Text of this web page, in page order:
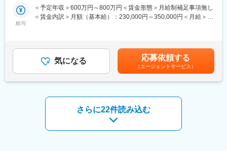
います。世界規模の大手自動車メーカーやその支えとなっている
企業に携われる大変貴重なポジションです。
世界の金融ネットワークを統括するためのトヨタ自動車持株会
社。総資産22兆円、世界40以上の国・地域で自動車ローンやリー
スを中心とした自動車販売金融を展開。
戦略・統括会社という位置付けで、長期的な視野・グループとし
ての一体感の醸成の観点から上流部分である企画戦略に特化した
（１）自動車ローンやリースを中心とした自動車販売金融の展開
―税務申告関連
―企業買収にかかる企業結合会計・PPA・のれん評価等
早期に海外拠点へ駐在頂き、将来的には当社の中核を担う存在と
して、グローバルにご活躍頂けることを期待しております。
※海外赴任先：主に東南アジア圏で考えてますが、他の地域（中華
圏・欧州・北中南米）になる可能性もあります。状況やご本人様
の希望を踏まえつつ決定します。
※赴任時期：入社から1年ほどで赴任頂くことを想定しておりま
給与
＜予定年収＞600万円～800万円＜賃金形態＞月給制補足事項無し
＜賃金内訳＞月額（基本給）：230,000円～350,000円＜月給＞
あくまでも目安の金額であり、選考を通じて上下する可能性があ
ります。月給(月額)は固定手当を含めた表記です。
気になる 応募依頼する
（エージェントサービス）
さらに22件読み込む